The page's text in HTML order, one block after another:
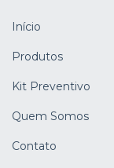
Início
Produtos
Kit Preventivo
Quem Somos
Contato